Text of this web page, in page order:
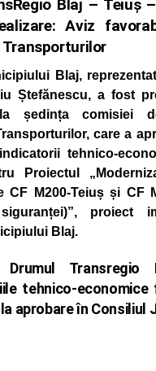
Blaj – Teiuș
Aviz
Blaj,
Ștefănescu, a fost
ședința comisiei
care a
tehnico-
Proiectul
CF M200-Teiuș și CF
proiect
Blaj.
Drumul Transregio
tehnico-
aprobare în Consiliul